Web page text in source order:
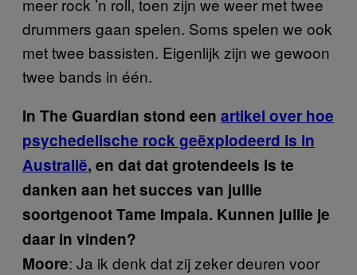
drummers gaan spelen. Soms spelen we ook
met twee bassisten. Eigenlijk zijn we gewoon
twee bands in één.
In The Guardian stond een artikel over hoe
psychedelische rock geëxplodeerd is in
Australië, en dat dat grotendeels is te
danken aan het succes van jullie
soortgenoot Tame Impala. Kunnen jullie je
daar in vinden?
Moore: Ja ik denk dat zij zeker deuren voor